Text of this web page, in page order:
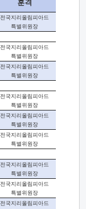
훈격
전국지리올림피아드
특별위원장
전국지리올림피아드
특별위원장
전국지리올림피아드
특별위원장
전국지리올림피아드
특별위원장
전국지리올림피아드
특별위원장
전국지리올림피아드
특별위원장
전국지리올림피아드
특별위원장
전국지리올림피아드
특별위원장
전국지리올림피아드